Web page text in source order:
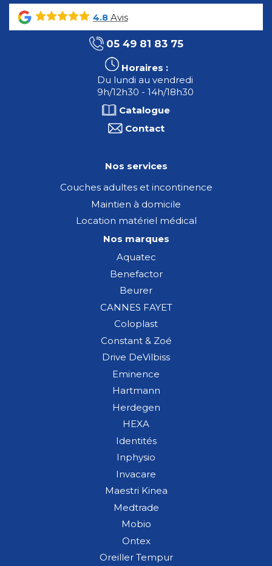
4.8Avis
05 49 81 83 75
Horaires :
Du lundi au vendredi
9h/12h30 - 14h/18h30
Catalogue
Contact
Nos services
Couches adultes et incontinence
Maintien à domicile
Location matériel médical
Nos marques
Aquatec
Benefactor
Beurer
CANNES FAYET
Coloplast
Constant & Zoé
Drive DeVilbiss
Eminence
Hartmann
Herdegen
HEXA
Identités
Inphysio
Invacare
Maestri Kinea
Medtrade
Mobio
Ontex
Oreiller Tempur